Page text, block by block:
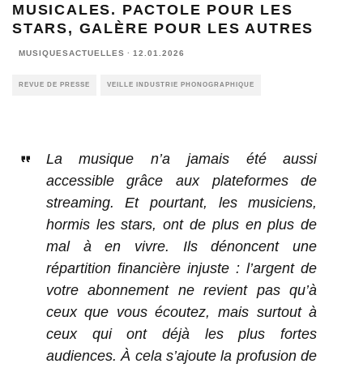
MUSICALES. PACTOLE POUR LES
STARS, GALÈRE POUR LES AUTRES
MUSIQUESACTUELLES · 12.01.2026
REVUE DE PRESSE VEILLE INDUSTRIE PHONOGRAPHIQUE
La musique n’a jamais été aussi
accessible grâce aux plateformes de
streaming. Et pourtant, les musiciens,
hormis les stars, ont de plus en plus de
mal à en vivre. Ils dénoncent une
répartition financière injuste : l’argent de
votre abonnement ne revient pas qu’à
ceux que vous écoutez, mais surtout à
ceux qui ont déjà les plus fortes
audiences. À cela s’ajoute la profusion de